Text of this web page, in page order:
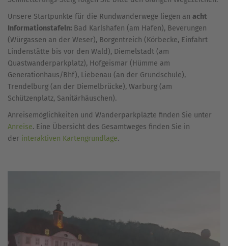
Unsere Startpunkte für die Rundwanderwege liegen an acht
Informationstafeln: Bad Karlshafen (am Hafen), Beverungen
(Würgassen an der Weser), Borgentreich (Körbecke, Einfahrt
Lindenstätte bis vor den Wald), Diemelstadt (am
Quastwanderparkplatz), Hofgeismar (Hümme am
Generationhaus/Bhf), Liebenau (an der Grundschule),
Trendelburg (an der Diemelbrücke), Warburg (am
Schützenplatz, Sanitärhäuschen).
Anreisemöglichkeiten und Wanderparkpläzte finden Sie unter
Anreise. Eine Übersicht des Gesamtweges finden Sie in
der interaktiven Kartengrundlage.